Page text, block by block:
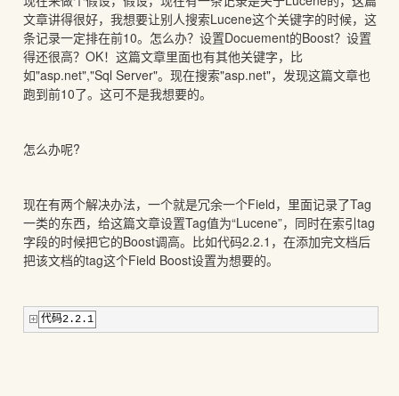
文章讲得很好，我想要让别人搜索Lucene这个关键字的时候，这
条记录一定排在前10。怎么办？设置Docuement的Boost？设置
得还很高？OK！这篇文章里面也有其他关键字，比
如"asp.net","Sql Server"。现在搜索"asp.net"，发现这篇文章也
跑到前10了。这可不是我想要的。
怎么办呢?
现在有两个解决办法，一个就是冗余一个Field，里面记录了Tag
一类的东西，给这篇文章设置Tag值为“Lucene”，同时在索引tag
字段的时候把它的Boost调高。比如代码2.2.1，在添加完文档后
把该文档的tag这个Field Boost设置为想要的。
代码2.2.1